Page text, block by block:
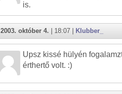
is.
2003. október 4. | 18:07 | Klubber_
Upsz kissé hülyén
érthertő volt. :)